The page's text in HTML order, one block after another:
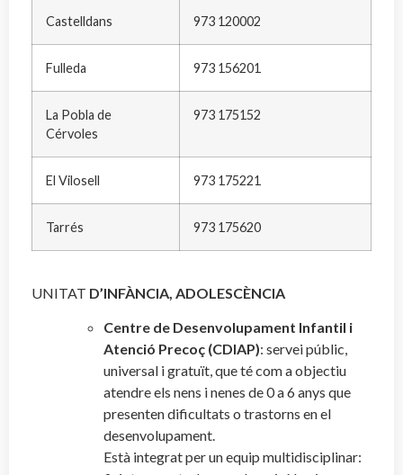
Castelldans 973 120002
Fulleda 973 156201
La Pobla de
Cérvoles
973 175152
El Vilosell 973 175221
Tarrés 973 175620
UNITAT D’INFÀNCIA, ADOLESCÈNCIA
Centre de Desenvolupament Infantil i
Atenció Precoç (CDIAP): servei públic,
universal i gratuït, que té com a objectiu
atendre els nens i nenes de 0 a 6 anys que
presenten dificultats o trastorns en el
desenvolupament.
Està integrat per un equip multidisciplinar: